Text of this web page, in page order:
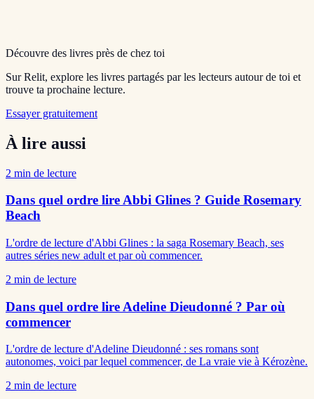
Découvre des livres près de chez toi
Sur Relit, explore les livres partagés par les lecteurs autour de toi et
trouve ta prochaine lecture.
Essayer gratuitement
À lire aussi
2 min de lecture
Dans quel ordre lire Abbi Glines ? Guide Rosemary
Beach
L'ordre de lecture d'Abbi Glines : la saga Rosemary Beach, ses
autres séries new adult et par où commencer.
2 min de lecture
Dans quel ordre lire Adeline Dieudonné ? Par où
commencer
L'ordre de lecture d'Adeline Dieudonné : ses romans sont
autonomes, voici par lequel commencer, de La vraie vie à Kérozène.
2 min de lecture